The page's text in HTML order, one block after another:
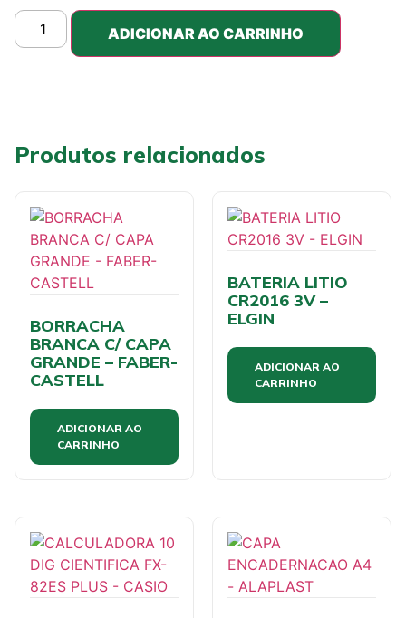
ADICIONAR AO CARRINHO
Produtos relacionados
BORRACHA
BRANCA C/ CAPA
GRANDE – FABER-
CASTELL
ADICIONAR AO
CARRINHO
BATERIA LITIO
CR2016 3V –
ELGIN
ADICIONAR AO
CARRINHO